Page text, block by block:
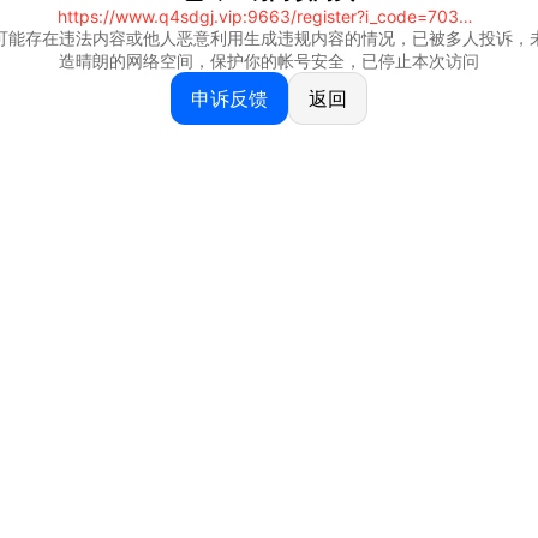
https://www.q4sdgj.vip:9663/register?i_code=70328081
能存在违法内容或他人恶意利用生成违规内容的情况，已被多人投诉，
造晴朗的网络空间，保护你的帐号安全，已停止本次访问
申诉反馈 返回